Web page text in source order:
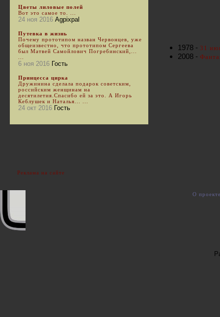
1978 - 31
2008 -
Цветы лиловые полей
Вот это самое то. ...
24 ноя 2016 Agpixpal
Путевка в жизнь
Почему прототипом назван Червонцев, уже
общеизвестно, что прототипом Сергеева
был Матвей Самойлович Погребинский,...
6 ноя 2016 Гость
Принцесса цирка
Дружинина сделала подарок советским,
российским женщинам на
десятилетия.Спасибо ей за это. А Игорь
Кеблушек и Наталья... ...
24 окт 2016 Гость
Реклама на сайте
О